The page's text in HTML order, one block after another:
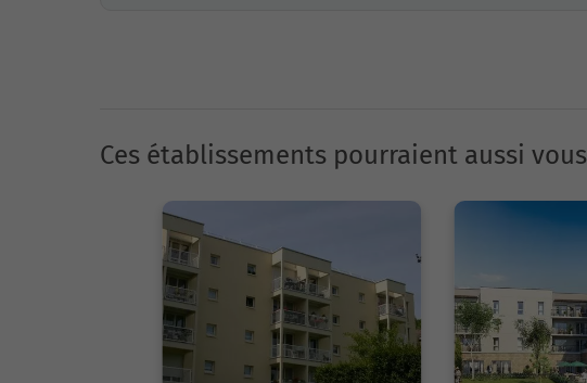
Ces établissements pourraient aussi